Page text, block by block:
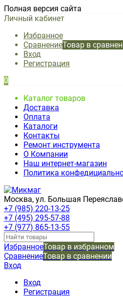
Полная версия сайта
Личный кабинет
Избранное
СравнениеТовар в
Вход
Регистрация
0
Каталог товаров
Доставка
Оплата
Каталоги
Контакты
Ремонт инструмента
О Компании
Наш интернет-магазин
Политика
Москва, ул. Большая
+7 (985) 220-13-25
+7 (495) 295-57-88
+7 (977) 865-13-55
ИзбранноеТовар в избранном
СравнениеТовар в сравнении
Вход
Вход
Регистрация